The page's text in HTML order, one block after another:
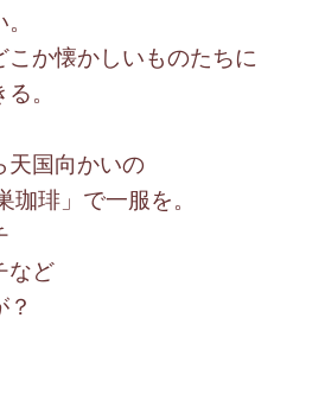
こか懐かしいものたちに
。
天国向かいの
珈琲」で一服を。
など
？